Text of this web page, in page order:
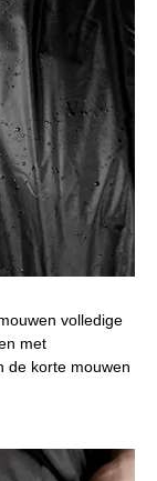
volledige
met
de korte mouwen